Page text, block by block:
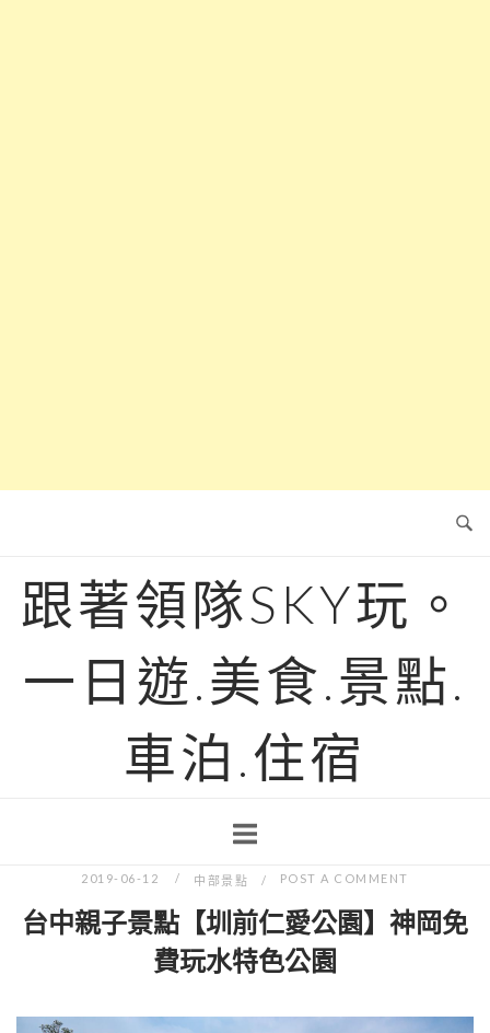
跟著領隊SKY玩。
一日遊.美食.景點.
車泊.住宿
2019-06-12 中部景點 POST A COMMENT
台中親子景點【圳前仁愛公園】神岡免
費玩水特色公園